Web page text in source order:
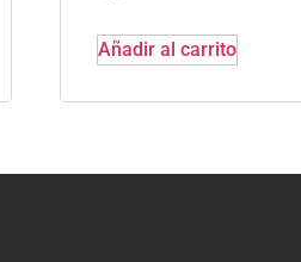
Añadir al carrito